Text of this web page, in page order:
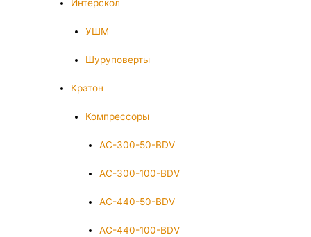
Интерскол
УШМ
Шуруповерты
Кратон
Компрессоры
AC-300-50-BDV
AC-300-100-BDV
AC-440-50-BDV
AC-440-100-BDV